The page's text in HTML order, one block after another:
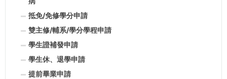
抵免/免修學分申請
雙主修/輔系/學分學程申請
學生證補發申請
學生休、退學申請
提前畢業申請